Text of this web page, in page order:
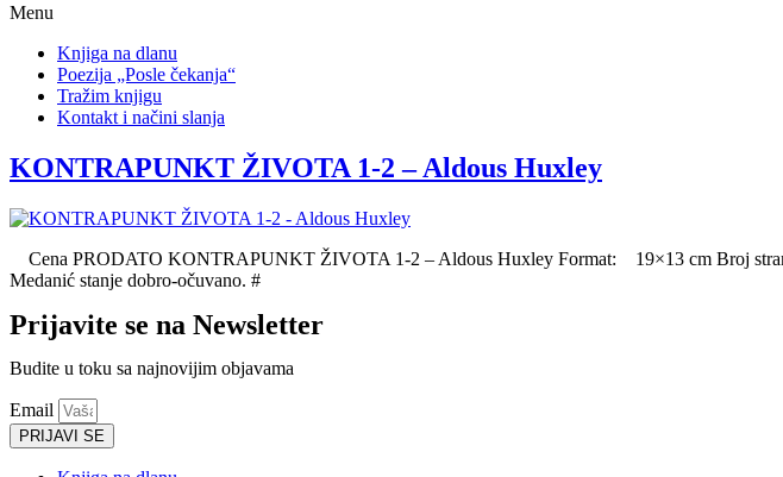
Menu
Knjiga na dlanu
Poezija „Posle čekanja“
Tražim knjigu
Kontakt i načini slanja
KONTRAPUNKT ŽIVOTA 1-2 – Aldous Huxley
Cena PRODATO KONTRAPUNKT ŽIVOTA 1-2 – Aldous Huxley Format: 19×13 cm Broj
Medanić stanje dobro-očuvano. #
Prijavite se na Newsletter
Budite u toku sa najnovijim objavama
Email
PRIJAVI SE